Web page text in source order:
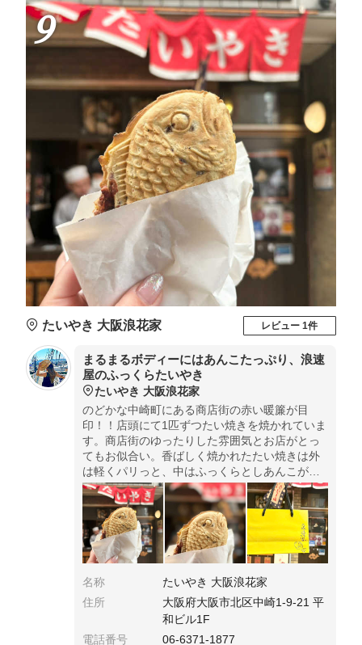
9
たいやき 大阪浪花家 レビュー 1件
まるまるボディーにはあんこたっぷり、浪速
屋のふっくらたいやき
たいやき 大阪浪花家
のどかな中崎町にある商店街の赤い暖簾が目
印！！店頭にて1匹ずつたい焼きを焼かれていま
す。商店街のゆったりした雰囲気とお店がとっ
てもお似合い。香ばしく焼かれたたい焼きは外
は軽くパリっと、中はふっくらとしあんこがた
くさん詰まっています。食べ歩きやお土産にも
ぴったり！
名称
たいやき 大阪浪花家
住所
大阪府大阪市北区中崎1-9-21 平
和ビル1F
電話番号
06-6371-1877